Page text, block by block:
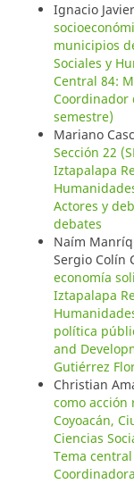
Ignacio
municipios
Sociales y
Central 84:
Coordinador
semestre)
Mariano
Sección 22
Iztapalapa
Actores y
debates
Naím
Sergio Colín
economía
Iztapalapa
política
and
Gutiérrez
Christian
como acción
Coyoacán,
Ciencias
Tema